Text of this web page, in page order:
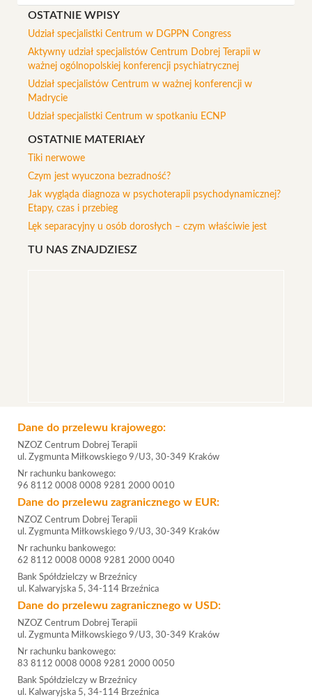
OSTATNIE WPISY
Udział specjalistki Centrum w DGPPN Congress
Aktywny udział specjalistów Centrum Dobrej Terapii w
ważnej ogólnopolskiej konferencji psychiatrycznej
Udział specjalistów Centrum w ważnej konferencji w
Madrycie
Udział specjalistki Centrum w spotkaniu ECNP
OSTATNIE MATERIAŁY
Tiki nerwowe
Czym jest wyuczona bezradność?
Jak wygląda diagnoza w psychoterapii psychodynamicznej?
Etapy, czas i przebieg
Lęk separacyjny u osób dorosłych – czym właściwie jest
TU NAS ZNAJDZIESZ
Dane do przelewu krajowego:
NZOZ Centrum Dobrej Terapii
ul. Zygmunta Miłkowskiego 9/U3, 30-349 Kraków
Nr rachunku bankowego:
96 8112 0008 0008 9281 2000 0010
Dane do przelewu zagranicznego w EUR:
NZOZ Centrum Dobrej Terapii
ul. Zygmunta Miłkowskiego 9/U3, 30-349 Kraków
Nr rachunku bankowego:
62 8112 0008 0008 9281 2000 0040
Bank Spółdzielczy w Brzeźnicy
ul. Kalwaryjska 5, 34-114 Brzeźnica
Dane do przelewu zagranicznego w USD:
NZOZ Centrum Dobrej Terapii
ul. Zygmunta Miłkowskiego 9/U3, 30-349 Kraków
Nr rachunku bankowego:
83 8112 0008 0008 9281 2000 0050
Bank Spółdzielczy w Brzeźnicy
ul. Kalwaryjska 5, 34-114 Brzeźnica